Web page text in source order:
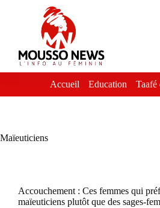
Accueil Education Taafé
Maïeuticiens
Accouchement : Ces femmes qui
maïeuticiens plutôt que des sages-